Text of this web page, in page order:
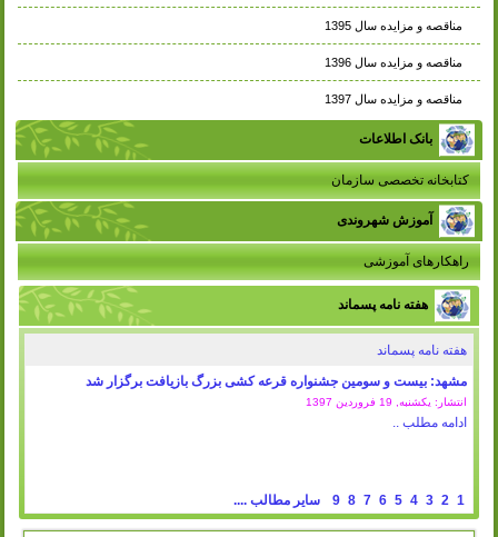
مناقصه و مزایده سال 1395
مناقصه و مزایده سال 1396
مناقصه و مزایده سال 1397
بانک اطلاعات
کتابخانه تخصصی سازمان
آموزش شهروندی
راهکارهای آموزشی
هفته نامه پسماند
هفته نامه پسماند
مشهد: بیست و سومین جشنواره قرعه کشی بزرگ بازیافت برگزار شد
انتشار: یکشنبه, 19 فروردين 1397
ادامه مطلب ..
1
2
3
4
5
6
7
8
9 سایر مطالب ....